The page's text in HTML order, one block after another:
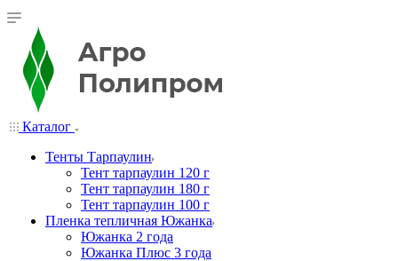
Каталог
Тенты Тарпаулин
Тент тарпаулин 120 г
Тент тарпаулин 180 г
Тент тарпаулин 100 г
Пленка тепличная Южанка
Южанка 2 года
Южанка Плюс 3 года